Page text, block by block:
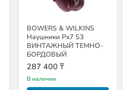
BOWERS & WILKINS
Наушники Px7 S3
ВИНТАЖНЫЙ ТЕМНО-
БОРДОВЫЙ
287 400 ₸
В наличии